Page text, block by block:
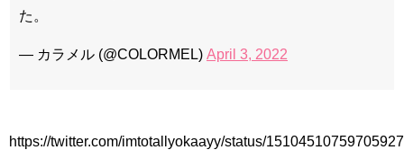
た。
— カラメル (@COLORMEL) April 3, 2022
https://twitter.com/imtotallyokaayy/status/